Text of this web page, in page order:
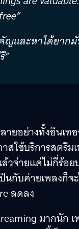
และหาได้ยาก
”
ยอย่างทั้งอินเท
ใช้บริการสตรีม
วจ่ายแค่ไม่กี่ร้อ
กับค่ายเพลงก็จ
ลดลง
มากนัก เ